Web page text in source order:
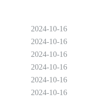
2024-10-16
2024-10-16
2024-10-16
2024-10-16
2024-10-16
2024-10-16